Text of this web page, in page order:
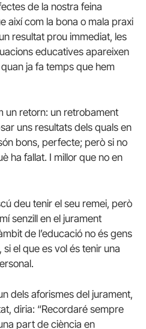
de la nostra feina
així com la bona o mala praxi
resultat prou immediat, les
educatives apareixen
ja fa temps que hem
un retorn: un retrobament
uns resultats dels quals en
bons, perfecte; però si no
ha fallat. I millor que no en
deu tenir el seu remei, però
senzill en el jurament
de l’educació no és gens
el que es vol és tenir una
dels aforismes del jurament,
diria: “Recordaré sempre
part de ciència en